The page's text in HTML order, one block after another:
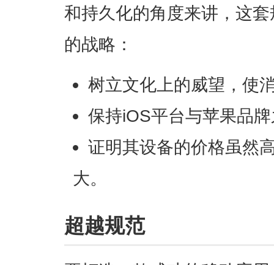
和持久化的角度来讲，这
的战略：
树立文化上的威望，使
保持iOS平台与苹果品
证明其设备的价格虽然
大。
超越规范